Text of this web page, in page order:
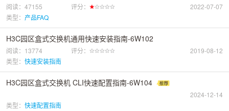
阅读：47155 评分：
2022-07-07
类型： 产品FAQ
H3C园区盒式交换机通用快速安装指南-6W102
阅读：13774 评分：
2019-08-12
类型： 快速安装指南
H3C园区盒式交换机 CLI快速配置指南-6W104
2024-12-14
类型： 快速配置指南